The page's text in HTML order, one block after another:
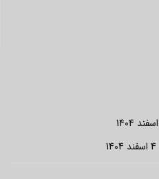
4 اسفند 1404